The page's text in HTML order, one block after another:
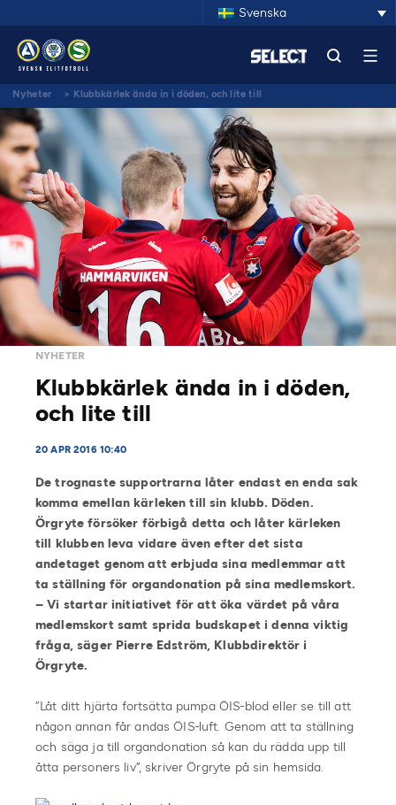
Svenska
Nyheter > Klubbkärlek ända in i döden, och lite till
NYHETER
Klubbkärlek ända in i döden,
och lite till
20 APR 2016 10:40
De trognaste supportrarna låter endast en enda sak
komma emellan kärleken till sin klubb. Döden.
Örgryte försöker förbigå detta och låter kärleken
till klubben leva vidare även efter det sista
andetaget genom att erbjuda sina medlemmar att
ta ställning för organdonation på sina medlemskort.
– Vi startar initiativet för att öka värdet på våra
medlemskort samt sprida budskapet i denna viktig
fråga, säger Pierre Edström, Klubbdirektör i
Örgryte.
”Låt ditt hjärta fortsätta pumpa ÖIS-blod eller se till att
någon annan får andas ÖIS-luft. Genom att ta ställning
och säga ja till organdonation så kan du rädda upp till
åtta personers liv”, skriver Örgryte på sin hemsida.